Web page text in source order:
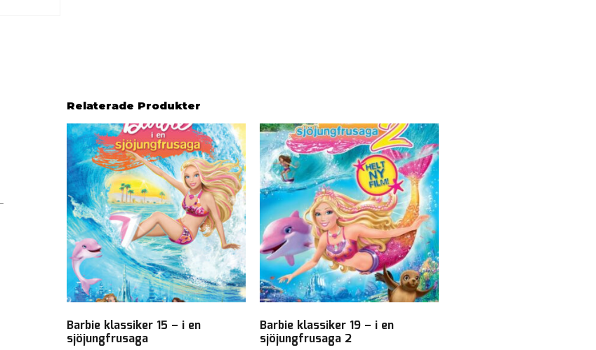
Relaterade Produkter
Barbie klassiker 15 – i en
sjöjungfrusaga
Barbie klassiker 19 – i en
sjöjungfrusaga 2